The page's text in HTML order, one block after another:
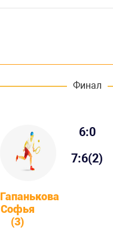
Финал
Гапанькова
Софья
(3)
6:0
7:6(2)